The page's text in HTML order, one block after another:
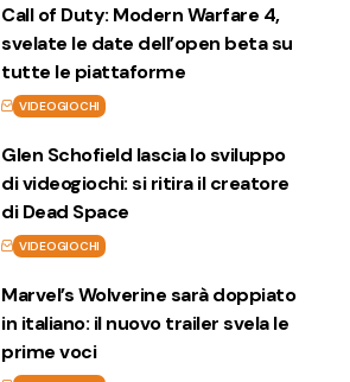
Call of Duty: Modern Warfare 4,
svelate le date dell’open beta su
tutte le piattaforme
VIDEOGIOCHI
Glen Schofield lascia lo sviluppo
di videogiochi: si ritira il creatore
di Dead Space
VIDEOGIOCHI
Marvel’s Wolverine sarà doppiato
in italiano: il nuovo trailer svela le
prime voci